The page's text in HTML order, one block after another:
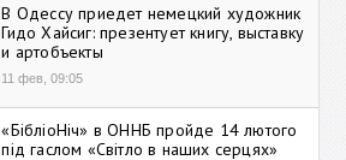
В Одессу приедет немецкий художник
Гидо Хайсиг: презентует книгу, выставку
и артобъекты
11 фев, 09:05
«БібліоНіч» в ОННБ пройде 14 лютого
під гаслом «Світло в наших серцях»